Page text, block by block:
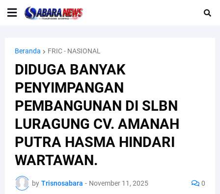
Beranda FRIC - NASIONAL
DIDUGA BANYAK
PENYIMPANGAN
PEMBANGUNAN DI SLBN
LURAGUNG CV. AMANAH
PUTRA HASMA HINDARI
WARTAWAN.
by Trisnosabara - November 11, 2025 0